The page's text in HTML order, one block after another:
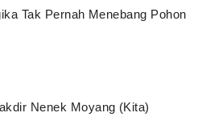
Tak Pernah Menebang Pohon
Nenek Moyang (Kita)